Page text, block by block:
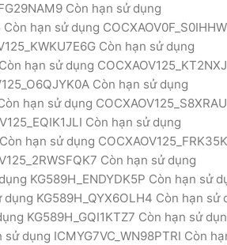
Còn hạn sử dụng
hạn sử dụng
Còn hạn sử dụng
hạn sử dụng
Còn hạn sử dụng
hạn sử dụng
Còn hạn sử dụng
hạn sử dụng
Còn hạn sử dụng
KG589H_ENDYDK5P Còn hạn sử
KG589H_QYX6OLH4 Còn hạn sử
KG589H_GQI1KTZ7 Còn hạn sử
dụng ICMYG7VC_WN98PTRI Còn